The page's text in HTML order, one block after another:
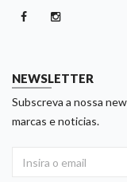
NEWSLETTER
Subscreva a nossa
marcas e noticias.